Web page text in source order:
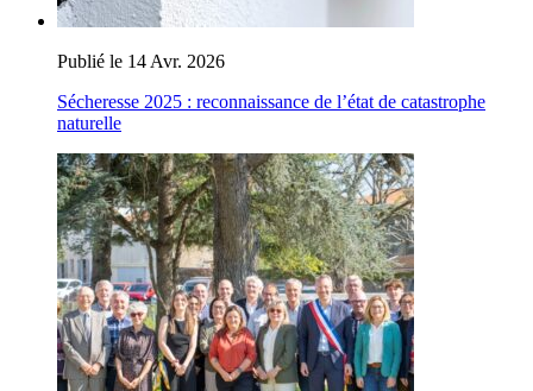
Publié le 14 Avr. 2026
Sécheresse 2025 : reconnaissance de l’état de catastrophe
naturelle